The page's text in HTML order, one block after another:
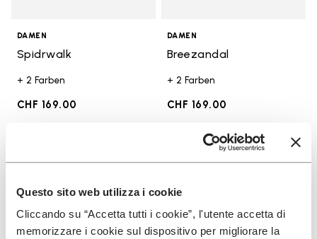
Questo sito web utilizza i cookie
Cliccando su “Accetta tutti i cookie”, l'utente accetta di
memorizzare i cookie sul dispositivo per migliorare la
DAMEN
Spidrwalk
+ 2 Farben
CHF 169.00
DAMEN
Breezandal
+ 2 Farben
CHF 169.00